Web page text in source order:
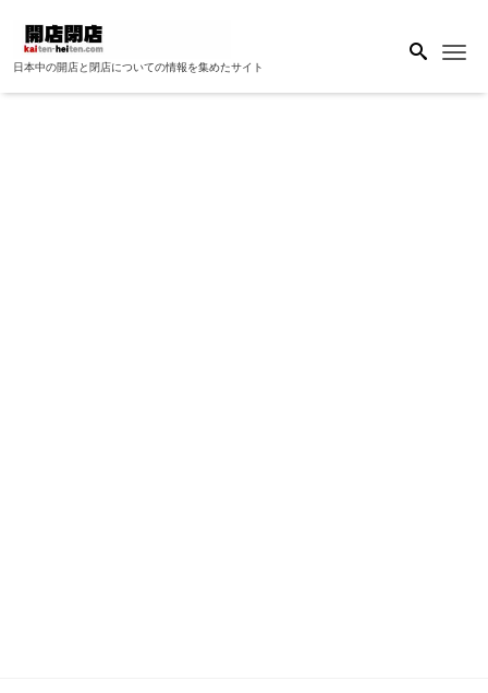
日本中の開店と閉店についての情報を集めたサイト